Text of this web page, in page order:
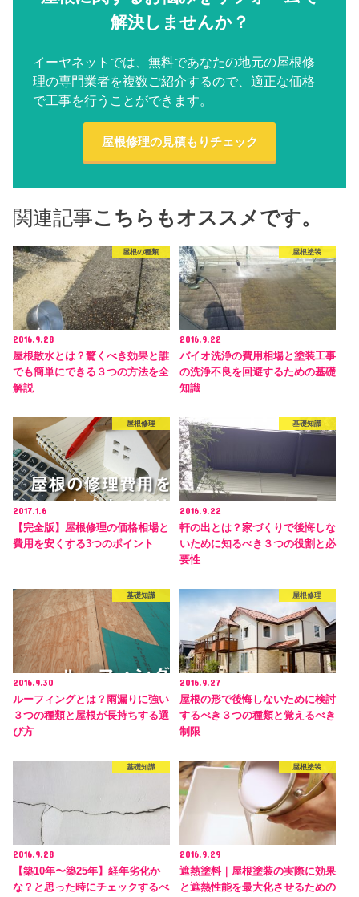
解決しませんか？
イーヤネットでは、無料であなたの地元の屋根修
理の専門業者を複数ご紹介するので、適正な価格
で工事を行うことができます。
屋根修理の見積もりチェック
関連記事こちらもオススメです。
屋根の種類
2016.9.28
屋根散水とは？驚くべき効果と誰
でも簡単にできる３つの方法を全
解説
屋根塗装
2016.9.22
バイオ洗浄の費用相場と塗装工事
の洗浄不良を回避するための基礎
知識
屋根修理
2017.1.6
【完全版】屋根修理の価格相場と
費用を安くする3つのポイント
基礎知識
2016.9.22
軒の出とは？家づくりで後悔しな
いために知るべき３つの役割と必
要性
基礎知識
2016.9.30
ルーフィングとは？雨漏りに強い
３つの種類と屋根が長持ちする選
び方
屋根修理
2016.9.27
屋根の形で後悔しないために検討
するべき３つの種類と覚えるべき
制限
基礎知識
2016.9.28
【築10年〜築25年】経年劣化か
な？と思った時にチェックするべ
屋根塗装
2016.9.29
遮熱塗料｜屋根塗装の実際に効果
と遮熱性能を最大化させるための